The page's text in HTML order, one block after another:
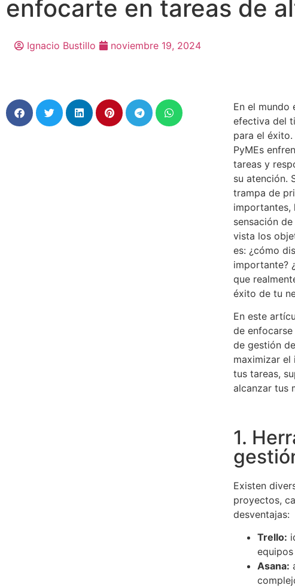
enfocarte en tareas de
Ignacio Bustillo noviembre 19, 2024
En el mundo
efectiva del
para el
PyMEs
tareas y
su atención.
trampa de
importantes,
sensación
vista los
es: ¿cómo
importante?
que
éxito de tu
En este
de
de gestión
maximizar el
tus tareas,
alcanzar tus
1.
Existen
proyectos,
desventajas:
Trello:
Asana: